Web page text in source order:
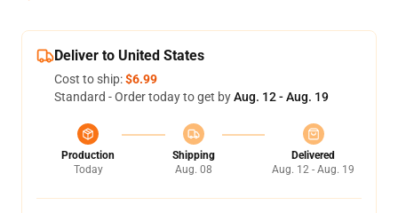
Deliver to United States
Cost to ship:$6.99
Standard - Order today to get byAug. 12 - Aug. 19
Production
Today
Shipping
Aug. 08
Delivered
Aug. 12 - Aug. 19